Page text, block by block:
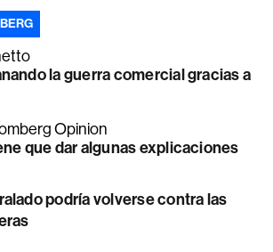
la guerra comercial gracias a
Opinion
que dar algunas explicaciones
podría volverse contra las